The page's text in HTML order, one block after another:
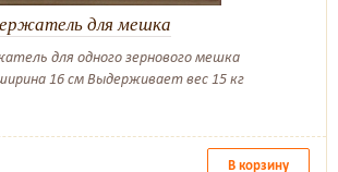
для мешка
для одного зернового мешка
16 см Выдерживает вес 15 кг
В корзину